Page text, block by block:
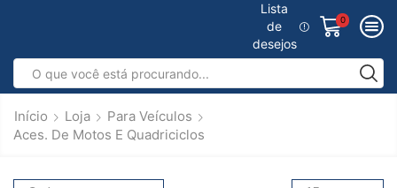
Lista
de
desejos
0
Início Loja
Para Veículos
Aces. De Motos E Quadriciclos